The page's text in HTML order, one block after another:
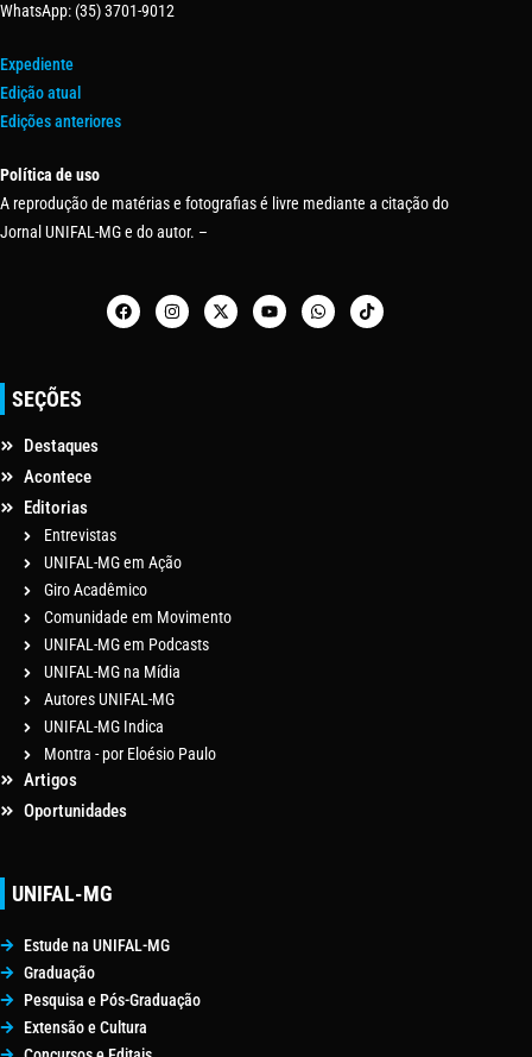
WhatsApp: (35) 3701-9012
Expediente
Edição atual
Edições anteriores
Política de uso
A reprodução de matérias e fotografias é livre mediante a citação do
Jornal UNIFAL-MG e do autor. –
SEÇÕES
Destaques
Acontece
Editorias
Entrevistas
UNIFAL-MG em Ação
Giro Acadêmico
Comunidade em Movimento
UNIFAL-MG em Podcasts
UNIFAL-MG na Mídia
Autores UNIFAL-MG
UNIFAL-MG Indica
Montra - por Eloésio Paulo
Artigos
Oportunidades
UNIFAL-MG
Estude na UNIFAL-MG
Graduação
Pesquisa e Pós-Graduação
Extensão e Cultura